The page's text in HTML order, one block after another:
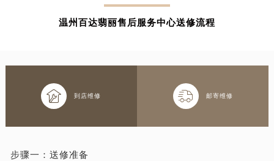
温州百达翡丽售后服务中心送修流程
 到店维修  邮寄维修
步骤一： 送修准备